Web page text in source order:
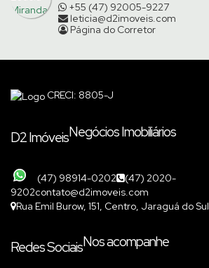
+55 (47) 92005-9227
leticia@d2imoveis.com
Página do Corretor
CRECI: 8805-J
D2 ImóveisNegócios Imobiliários
(47) 98914-0202
(47) 2020-
9202contato@d2imoveis.com
Rua Emil Burow, 151 Centro Jaraguá do Sul
Redes SociaisNos acompanhe